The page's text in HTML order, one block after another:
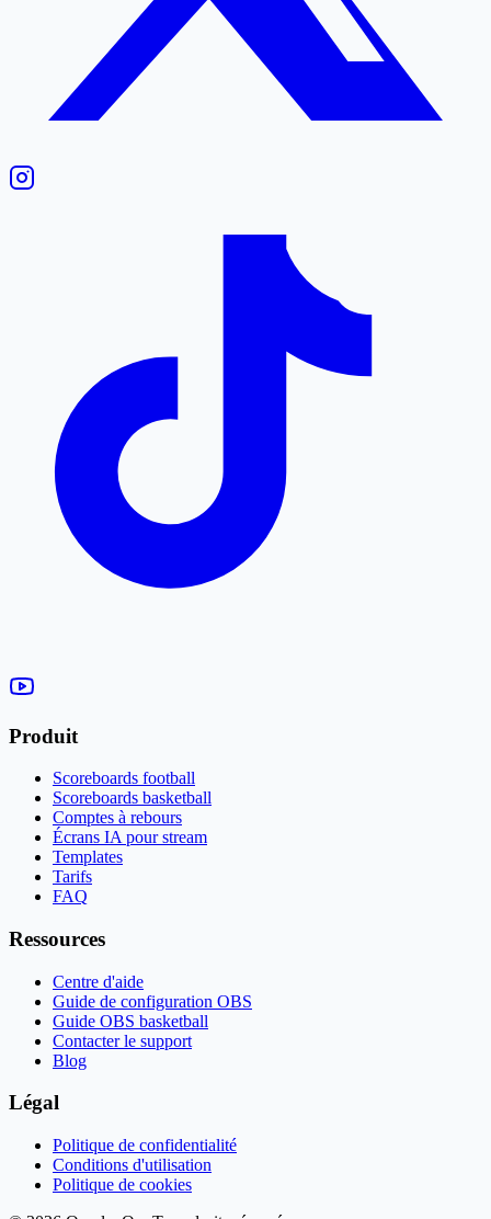
Produit
Scoreboards football
Scoreboards basketball
Comptes à rebours
Écrans IA pour stream
Templates
Tarifs
FAQ
Ressources
Centre d'aide
Guide de configuration OBS
Guide OBS basketball
Contacter le support
Blog
Légal
Politique de confidentialité
Conditions d'utilisation
Politique de cookies